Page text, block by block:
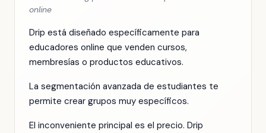
online
Drip está diseñado específicamente para
educadores online que venden cursos,
membresías o productos educativos.
La segmentación avanzada de estudiantes te
permite crear grupos muy específicos.
El inconveniente principal es el precio. Drip